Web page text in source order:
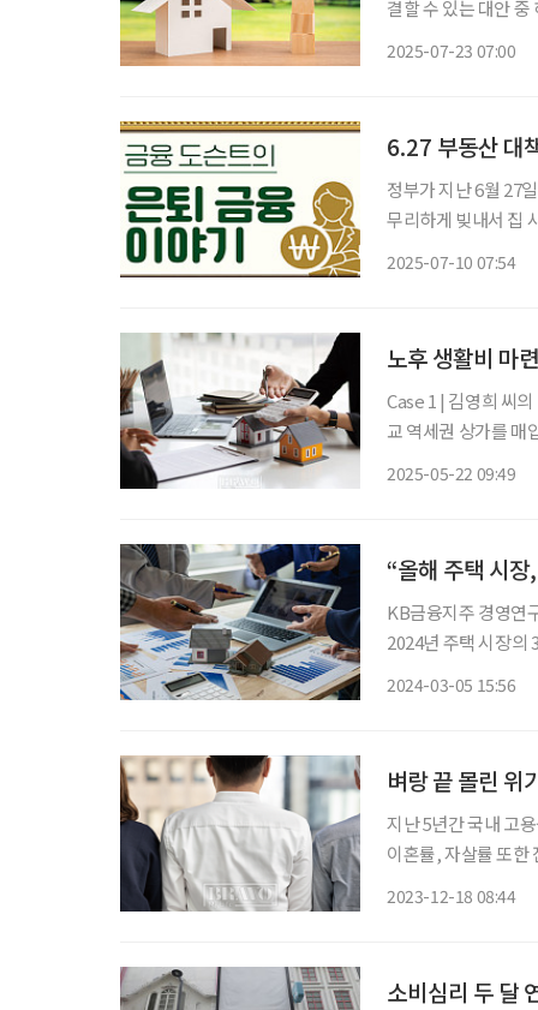
결할 수 있는 대안
2025-07-23 07:00
6.27 부동산 대
정부가 지난 6월 27
무리하게 빚내서 집
2025-07-10 07:54
노후 생활비 마
Case 1 | 김영희 씨의 상가 투자 60세 은퇴자인 김영희(가명) 씨는 퇴직금 3억 원으로 서울 근
교 역세권 상가를 매
2025-05-22 09:49
“올해 주택 시장
KB금융지주 경영연
2024년 주택 시장의
2024-03-05 15:56
벼랑 끝 몰린
지난 5년간 국내 고
이혼률, 자살률 또한
2023-12-18 08:44
소비심리 두 달